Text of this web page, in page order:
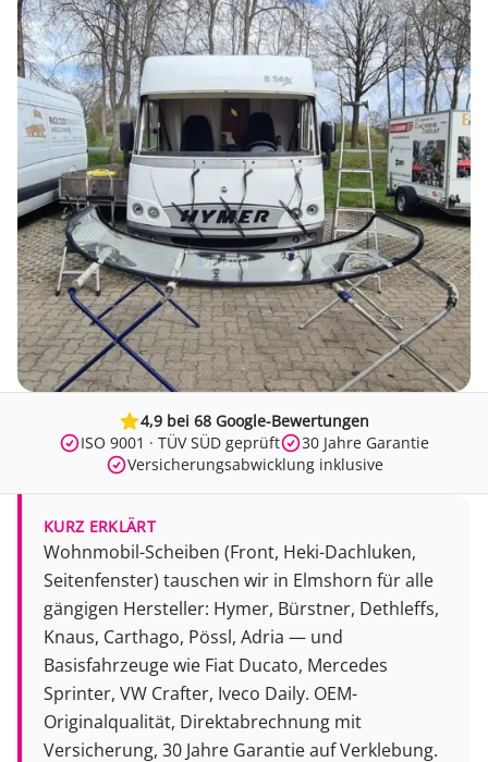
4,9 bei 68 Google-Bewertungen
ISO 9001 · TÜV SÜD geprüft
30 Jahre Garantie
Versicherungsabwicklung inklusive
KURZ ERKLÄRT
Wohnmobil-Scheiben (Front, Heki-Dachluken,
Seitenfenster) tauschen wir in Elmshorn für alle
gängigen Hersteller: Hymer, Bürstner, Dethleffs,
Knaus, Carthago, Pössl, Adria — und
Basisfahrzeuge wie Fiat Ducato, Mercedes
Sprinter, VW Crafter, Iveco Daily. OEM-
Originalqualität, Direktabrechnung mit
Versicherung, 30 Jahre Garantie auf Verklebung.